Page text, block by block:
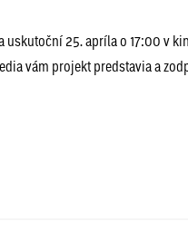
uskutoční 25. apríla o 17:00 v
vám projekt predstavia a